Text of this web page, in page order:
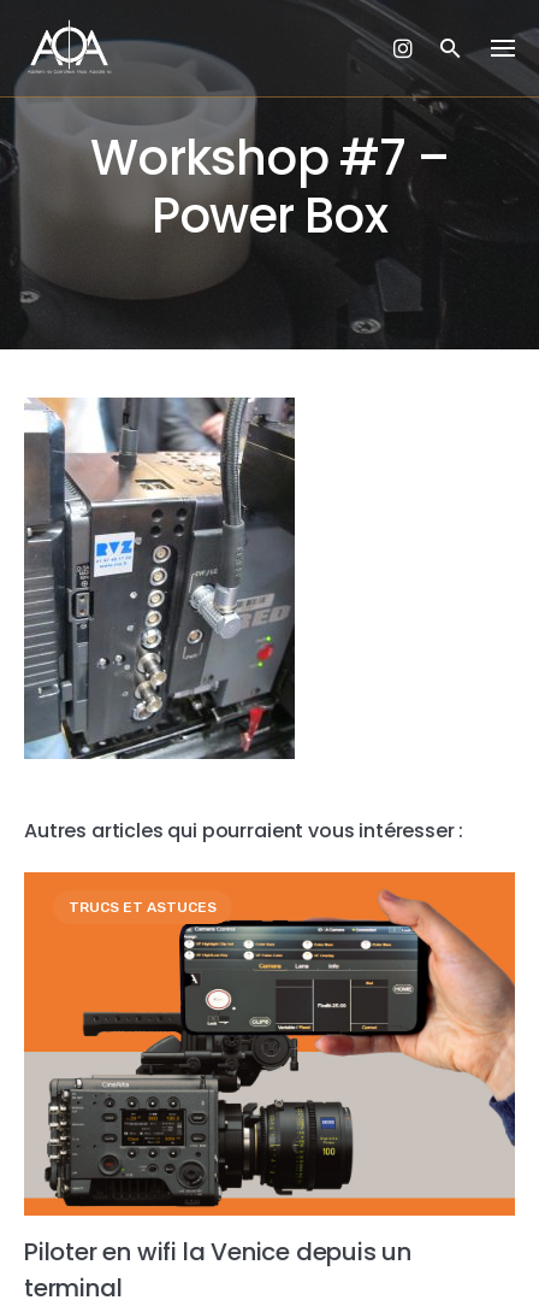
content
Workshop #7 –
Power Box
Autres articles qui pourraient vous intéresser :
TRUCS ET ASTUCES
Piloter en wifi la Venice depuis un
terminal